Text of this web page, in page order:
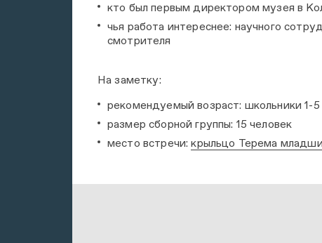
кто был первым директором музея в
чья работа интереснее: научного
смотрителя
На заметку:
рекомендуемый возраст: школьники 1-5
размер сборной группы: 15 человек
место встречи:крыльцо Терема